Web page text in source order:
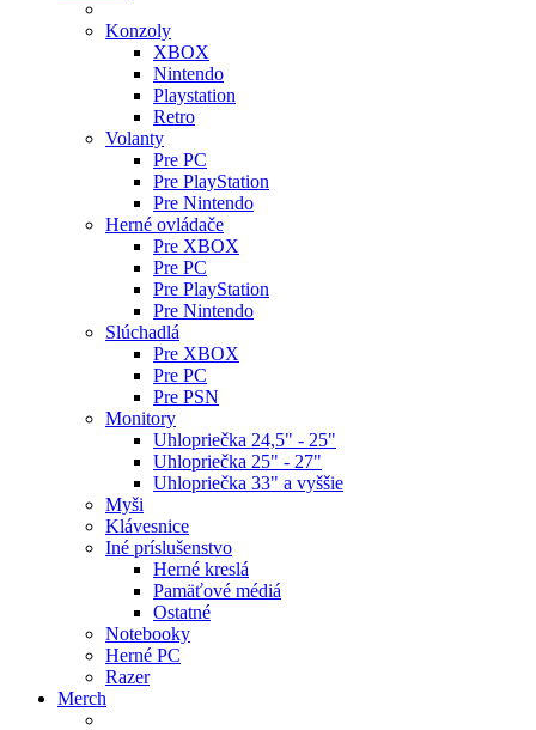
Konzoly
XBOX
Nintendo
Playstation
Retro
Volanty
Pre PC
Pre PlayStation
Pre Nintendo
Herné ovládače
Pre XBOX
Pre PC
Pre PlayStation
Pre Nintendo
Slúchadlá
Pre XBOX
Pre PC
Pre PSN
Monitory
Uhlopriečka 24,5" - 25"
Uhlopriečka 25" - 27"
Uhlopriečka 33" a vyššie
Myši
Klávesnice
Iné príslušenstvo
Herné kreslá
Pamäťové médiá
Ostatné
Notebooky
Herné PC
Razer
Merch